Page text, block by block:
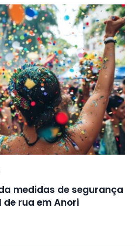
medidas de segurança
rua em Anori